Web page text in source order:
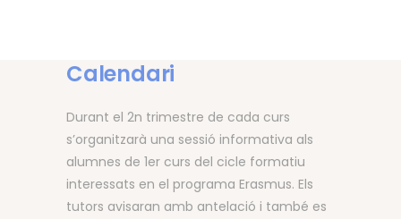
Calendari
Durant el 2n trimestre de cada curs
s’organitzarà una sessió informativa als
alumnes de 1er curs del cicle formatiu
interessats en el programa Erasmus. Els
tutors avisaran amb antelació i també es